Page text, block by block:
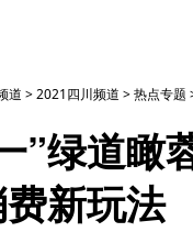
道 >2021四川频道 >热点专题
”绿道瞰
新玩法